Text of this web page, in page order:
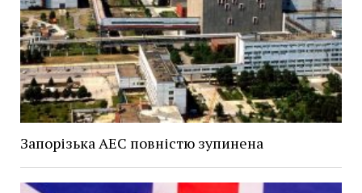
Запорізька АЕС повністю зупинена